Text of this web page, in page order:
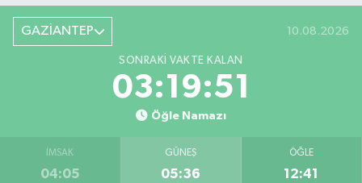
GAZİANTEP 10.08.2026
SONRAKI VAKTE KALAN
03:19:51
Öğle Namazı
İMSAK
04:05
GÜNEŞ
05:36
ÖĞLE
12:41